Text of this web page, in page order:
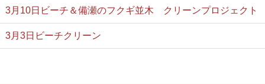
3月10日ビーチ＆備瀬のフクギ並木 クリーンプロジェクト
3月3日ビーチクリーン